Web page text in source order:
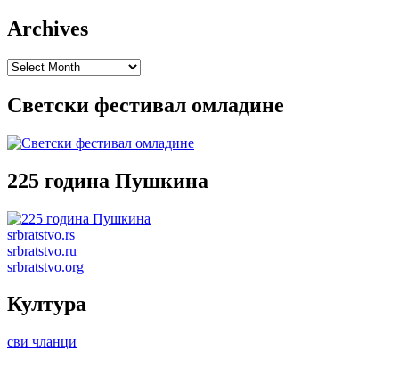
Archives
Archives
Светски фестивал омладине
225 година Пушкина
srbratstvo.rs
srbratstvo.ru
srbratstvo.org
Култура
сви чланци